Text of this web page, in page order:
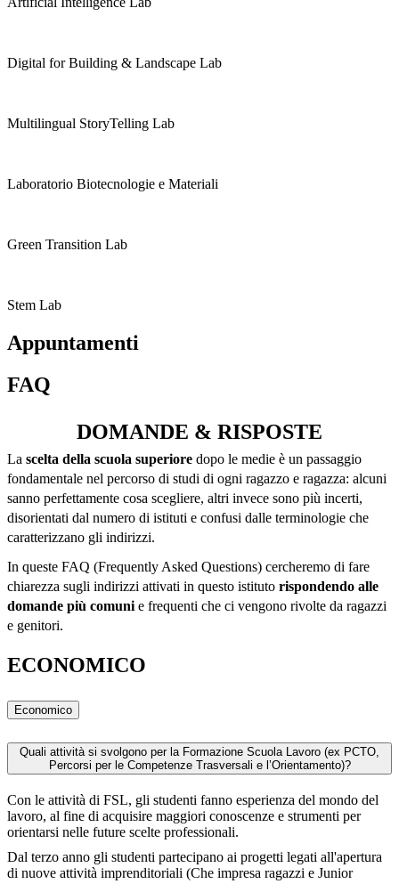
Digital for Building & Landscape Lab
Multilingual StoryTelling Lab
Laboratorio Biotecnologie e Materiali
Green Transition Lab
Stem Lab
Appuntamenti
FAQ
DOMANDE & RISPOSTE
La scelta della scuola superiore dopo le medie è un passaggio
fondamentale nel percorso di studi di ogni ragazzo e ragazza: alcuni
sanno perfettamente cosa scegliere, altri invece sono più incerti,
disorientati dal numero di istituti e confusi dalle terminologie che
caratterizzano gli indirizzi.
In queste FAQ (Frequently Asked Questions) cercheremo di fare
chiarezza sugli indirizzi attivati in questo istituto rispondendo alle
domande più comuni e frequenti che ci vengono rivolte da ragazzi
e genitori.
ECONOMICO
Economico
Quali attività si svolgono per la Formazione Scuola Lavoro (ex PCTO,
Percorsi per le Competenze Trasversali e l’Orientamento)?
Con le attività di FSL, gli studenti fanno esperienza del mondo del
lavoro, al fine di acquisire maggiori conoscenze e strumenti per
orientarsi nelle future scelte professionali.
Dal terzo anno gli studenti partecipano ai progetti legati all'apertura
di nuove attività imprenditoriali (Che impresa ragazzi e Junior